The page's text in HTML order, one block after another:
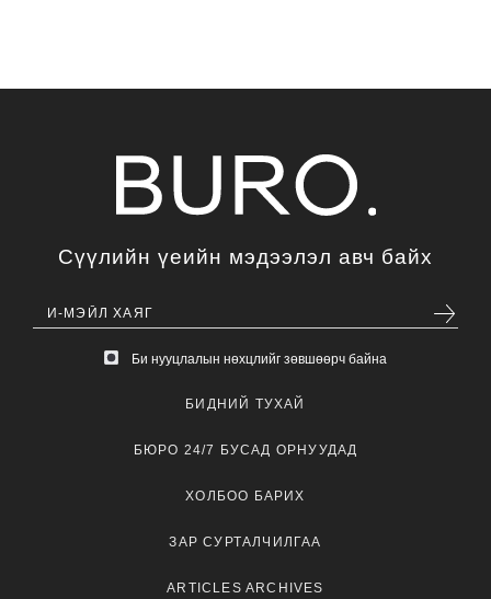
Сүүлийн үеийн мэдээлэл авч байх
Би нууцлалын нөхцлийг зөвшөөрч байна
БИДНИЙ ТУХАЙ
БЮРО 24/7 БУСАД ОРНУУДАД
ХОЛБОО БАРИХ
ЗАР СУРТАЛЧИЛГАА
ARTICLES ARCHIVES